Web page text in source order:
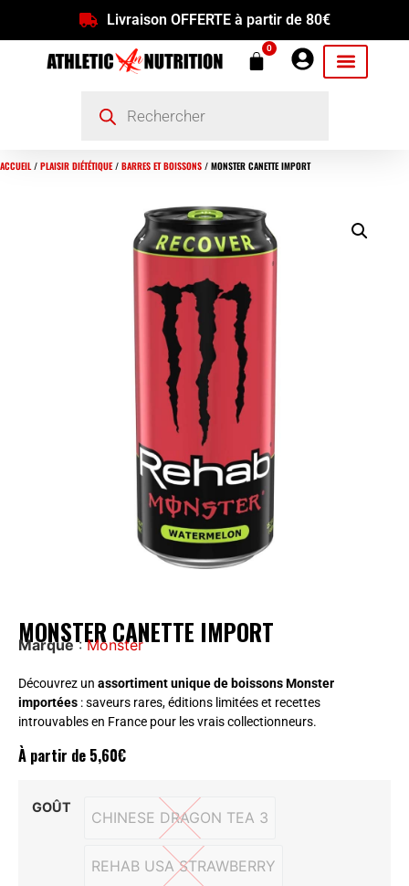
Livraison OFFERTE à partir de 80€
0
ACCUEIL/ PLAISIR DIÉTÉTIQUE/ BARRES ET BOISSONS / MONSTER CANETTE IMPORT
MONSTER CANETTE IMPORT
Marque:Monster
Découvrez un assortiment unique de boissons Monster
importées : saveurs rares, éditions limitées et recettes
introuvables en France pour les vrais collectionneurs.
À partir de 5,60€
GOÛT
CHINESE DRAGON TEA 3
CHINESE DRAGON TEA 3
REHAB USA STRAWBERRY
REHAB USA STRAWBERRY